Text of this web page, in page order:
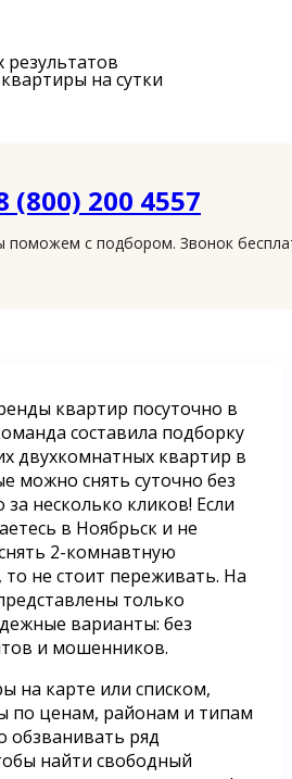
на сутки
(800) 200 4557
поможем с подбором. Звонок
квартир посуточно в
составила подборку
двухкомнатных квартир в
можно снять суточно без
за несколько кликов! Если
в Ноябрьск и не
2-комнавтную
то не стоит переживать. На
только
варианты: без
и мошенников.
на карте или списком,
по ценам, районам и типам
обзванивать ряд
найти свободный